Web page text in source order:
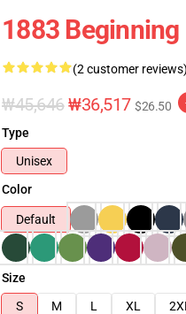
1883
(2 customer
₩45,646₩36,517 $26.50
Type
Unisex
Color
Default
Size
S
M L XL